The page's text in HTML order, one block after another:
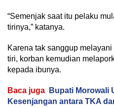
“Semenjak saat itu pelaku
tirinya,” katanya.
Karena tak sanggup
tiri, korban kemudian
kepada ibunya.
Baca juga
Bupati Morowali
Kesenjangan antara TKA